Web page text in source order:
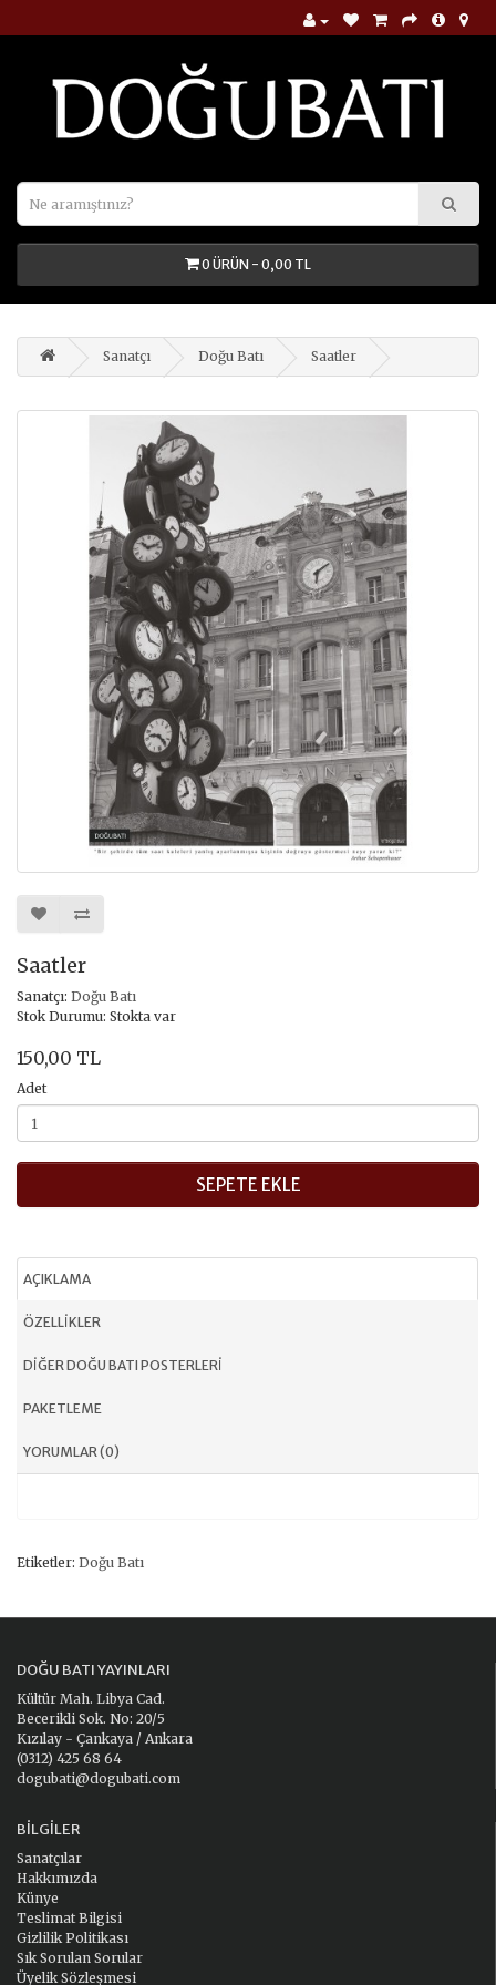
0 ÜRÜN - 0,00 TL
Sanatçı Doğu Batı Saatler
Saatler
Sanatçı: Doğu Batı
Stok Durumu: Stokta var
150,00 TL
Adet
SEPETE EKLE
AÇIKLAMA
ÖZELLIKLER
DIĞER DOĞU BATI POSTERLERI
PAKETLEME
YORUMLAR (0)
Etiketler: Doğu Batı
DOĞU BATI YAYINLARI
Kültür Mah. Libya Cad.
Becerikli Sok. No: 20/5
Kızılay - Çankaya / Ankara
(0312) 425 68 64
dogubati@dogubati.com
BILGILER
Sanatçılar
Hakkımızda
Künye
Teslimat Bilgisi
Gizlilik Politikası
Sık Sorulan Sorular
Üyelik Sözleşmesi